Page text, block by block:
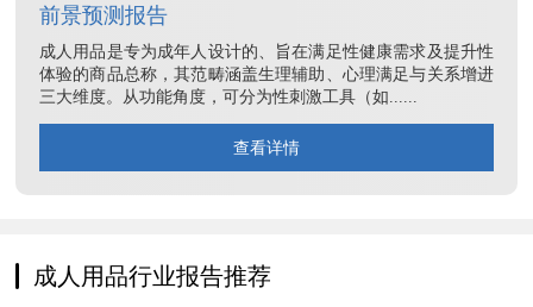
前景预测报告
成人用品是专为成年人设计的、旨在满足性健康需求及提升性
体验的商品总称，其范畴涵盖生理辅助、心理满足与关系增进
三大维度。从功能角度，可分为性刺激工具（如......
查看详情
成人用品行业报告推荐